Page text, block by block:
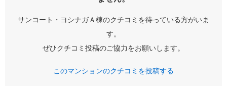
サンコート・ヨシナガＡ棟のクチコミを待っている方がいま
す。
ぜひクチコミ投稿のご協力をお願いします。
このマンションのクチコミを投稿する